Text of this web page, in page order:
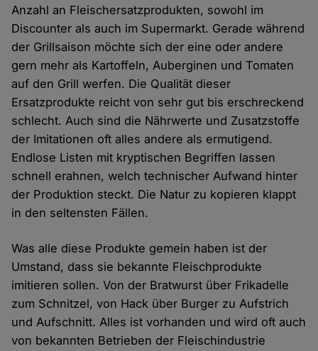
Anzahl an Fleischersatzprodukten, sowohl im
Discounter als auch im Supermarkt. Gerade während
der Grillsaison möchte sich der eine oder andere
gern mehr als Kartoffeln, Auberginen und Tomaten
auf den Grill werfen. Die Qualität dieser
Ersatzprodukte reicht von sehr gut bis erschreckend
schlecht. Auch sind die Nährwerte und Zusatzstoffe
der Imitationen oft alles andere als ermutigend.
Endlose Listen mit kryptischen Begriffen lassen
schnell erahnen, welch technischer Aufwand hinter
der Produktion steckt. Die Natur zu kopieren klappt
in den seltensten Fällen.
Was alle diese Produkte gemein haben ist der
Umstand, dass sie bekannte Fleischprodukte
imitieren sollen. Von der Bratwurst über Frikadelle
zum Schnitzel, von Hack über Burger zu Aufstrich
und Aufschnitt. Alles ist vorhanden und wird oft auch
von bekannten Betrieben der Fleischindustrie